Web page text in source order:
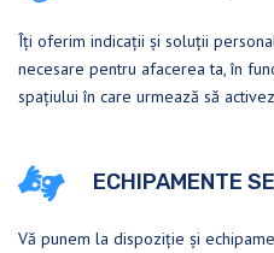
Îți oferim indicații și soluții
necesare pentru afacerea ta, în
spațiului în care urmează să
ECHIPAMENTE
Vă punem la dispoziție și